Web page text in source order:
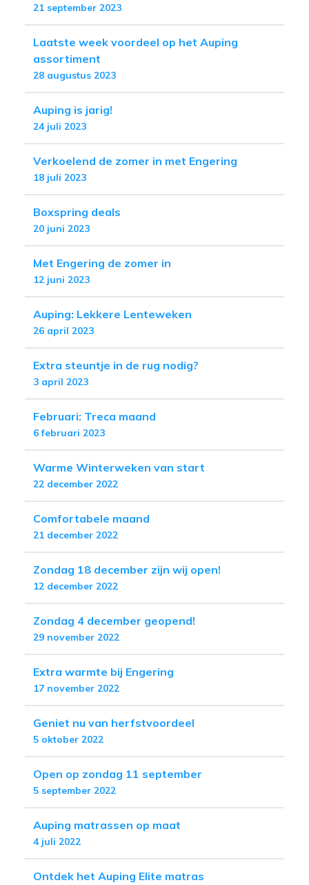
21 september 2023
Laatste week voordeel op het Auping
assortiment
28 augustus 2023
Auping is jarig!
24 juli 2023
Verkoelend de zomer in met Engering
18 juli 2023
Boxspring deals
20 juni 2023
Met Engering de zomer in
12 juni 2023
Auping: Lekkere Lenteweken
26 april 2023
Extra steuntje in de rug nodig?
3 april 2023
Februari: Treca maand
6 februari 2023
Warme Winterweken van start
22 december 2022
Comfortabele maand
21 december 2022
Zondag 18 december zijn wij open!
12 december 2022
Zondag 4 december geopend!
29 november 2022
Extra warmte bij Engering
17 november 2022
Geniet nu van herfstvoordeel
5 oktober 2022
Open op zondag 11 september
5 september 2022
Auping matrassen op maat
4 juli 2022
Ontdek het Auping Elite matras